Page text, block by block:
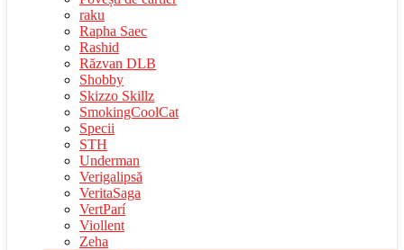
raku
Rapha Saec
Rashid
Răzvan DLB
Shobby
Skizzo Skillz
SmokingCoolCat
Specii
STH
Underman
Verigalipsă
VeritaSaga
VertParí
Viollent
Zeha